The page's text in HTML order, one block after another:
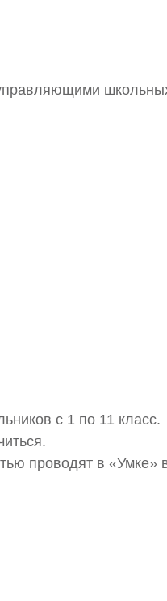
с 1 по 11 класс.
проводят в «Умке»